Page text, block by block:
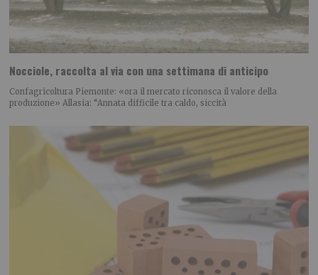
Nocciole, raccolta al via con una settimana di anticipo
Confagricoltura Piemonte: «ora il mercato riconosca il valore della
produzione» Allasia: “Annata difficile tra caldo, siccità